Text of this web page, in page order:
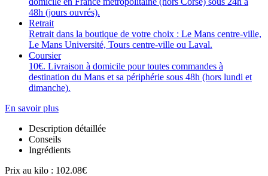
48h (jours ouvrés).
Retrait
Retrait dans la boutique de votre choix : Le Mans centre-ville,
Le Mans Université, Tours centre-ville ou Laval.
Coursier
10€. Livraison à domicile pour toutes commandes à
destination du Mans et sa périphérie sous 48h (hors lundi et
dimanche).
En savoir plus
Description détaillée
Conseils
Ingrédients
Prix au kilo : 102.08€